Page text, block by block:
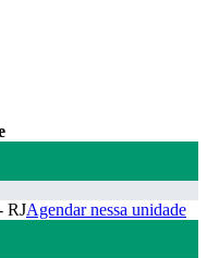
RJAgendar nessa unidade